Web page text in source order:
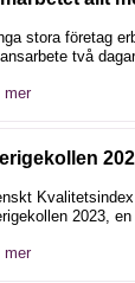
stora företag
två
mer
2023,
mer